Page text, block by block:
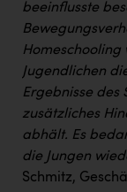
PEZ
PÜSPÖK
REMAX
RE/MAX
RUBBLE MASTER
beeinflusste
Jugendlichen
Ergebnisse des
zusätzliches
abhält. Es
die Jungen
Schmitz,